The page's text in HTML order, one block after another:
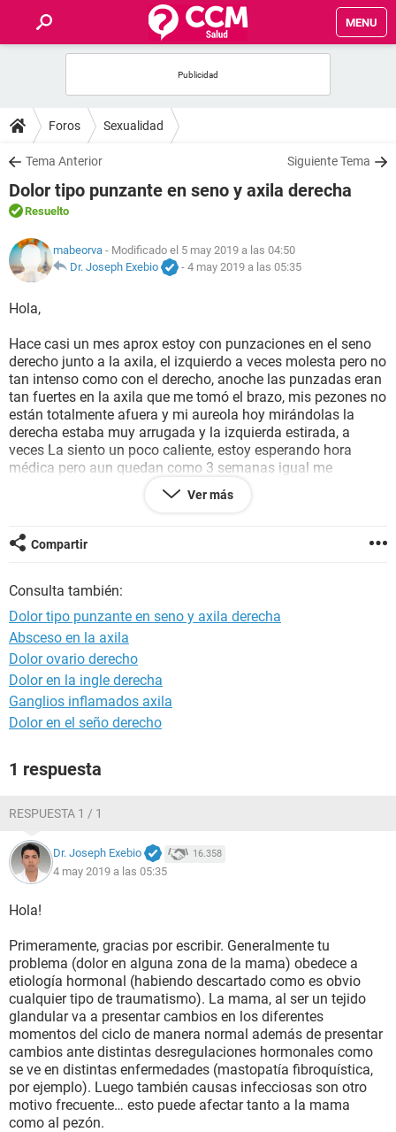
MENU
FOROS
SALUD
FAMILIA
NUTRICIÓN
SEXUALIDAD
GLOSARIO
Foros Sexualidad
Tema Anterior Siguiente Tema
Dolor tipo punzante en seno y axila derecha
Resuelto
mabeorva - Modificado el 5 may 2019 a las 04:50
Dr. Joseph Exebio
- 4 may 2019 a las 05:35
Hola,
Hace casi un mes aprox estoy con punzaciones en el seno
derecho junto a la axila, el izquierdo a veces molesta pero no
tan intenso como con el derecho, anoche las punzadas eran
tan fuertes en la axila que me tomó el brazo, mis pezones no
están totalmente afuera y mi aureola hoy mirándolas la
derecha estaba muy arrugada y la izquierda estirada, a
veces La siento un poco caliente, estoy esperando hora
médica pero aun quedan como 3 semanas igual me
consegui una orden medica mientras para una mamografia
que me entregan en 2 días mas, tengo un poco de susto
5 años y otra de 12.
Ver más
Compartir
Consulta también:
Dolor tipo punzante en seno y axila derecha
Absceso en la axila
Dolor ovario derecho
Dolor en la ingle derecha
Ganglios inflamados axila
Dolor en el seño derecho
1 respuesta
RESPUESTA 1 / 1
Dr. Joseph Exebio 16.358
4 may 2019 a las 05:35
Hola!
Primeramente, gracias por escribir. Generalmente tu
problema (dolor en alguna zona de la mama) obedece a
etiología hormonal (habiendo descartado como es obvio
cualquier tipo de traumatismo). La mama, al ser un tejido
glandular va a presentar cambios en los diferentes
momentos del ciclo de manera normal además de presentar
cambios ante distintas desregulaciones hormonales como
se ve en distintas enfermedades (mastopatía fibroquística,
por ejemplo). Luego también causas infecciosas son otro
motivo frecuente… esto puede afectar tanto a la mama
como al pezón.